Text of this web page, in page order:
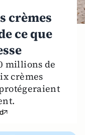
crèmes
ce que
millions de
crèmes